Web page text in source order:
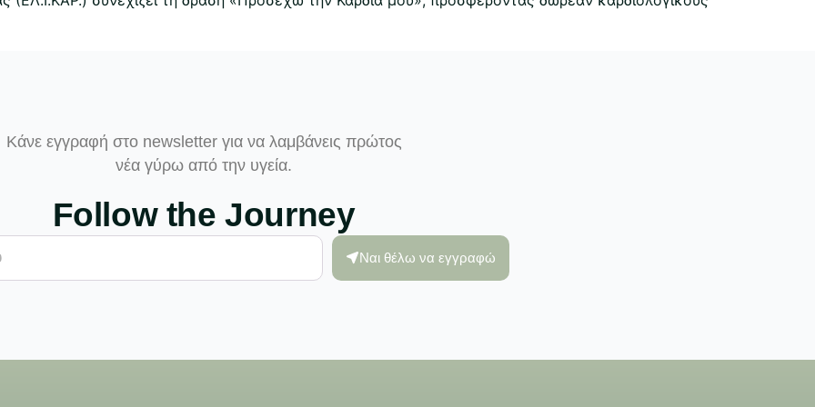
Κάνε εγγραφή στο newsletter για να λαμβάνεις πρώτος
νέα γύρω από την υγεία.
Follow the Journey
Ναι θέλω να εγγραφώ